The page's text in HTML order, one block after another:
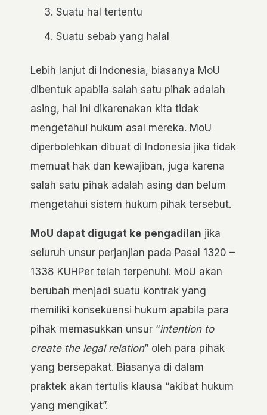
Suatu hal tertentu
Suatu sebab yang halal
Lebih lanjut di Indonesia, biasanya MoU
dibentuk apabila salah satu pihak adalah
asing, hal ini dikarenakan kita tidak
mengetahui hukum asal mereka. MoU
diperbolehkan dibuat di Indonesia jika tidak
memuat hak dan kewajiban, juga karena
salah satu pihak adalah asing dan belum
mengetahui sistem hukum pihak tersebut.
MoU dapat digugat ke pengadilan jika
seluruh unsur perjanjian pada Pasal 1320 –
1338 KUHPer telah terpenuhi. MoU akan
berubah menjadi suatu kontrak yang
memiliki konsekuensi hukum apabila para
pihak memasukkan unsur “intention to
create the legal relation” oleh para pihak
yang bersepakat. Biasanya di dalam
praktek akan tertulis klausa “akibat hukum
yang mengikat”.